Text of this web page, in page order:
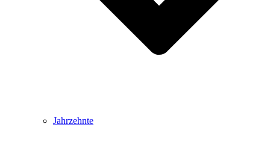
Jahrzehnte